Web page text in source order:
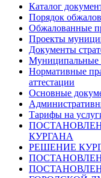
Каталог
Порядок
Обжалованные
Проекты
Документы
Муниципальные
Нормативные
аттестации
Основные
Тарифы на
КУРГАНА
РЕШЕНИЕ